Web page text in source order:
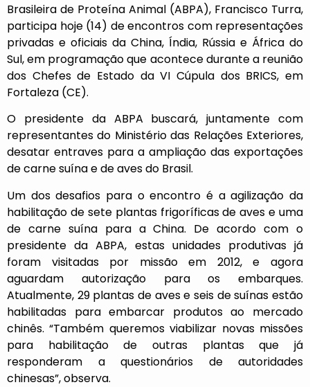
Brasileira de Proteína Animal (ABPA), Francisco Turra,
participa hoje (14) de encontros com representações
privadas e oficiais da China, Índia, Rússia e África do
Sul, em programação que acontece durante a reunião
dos Chefes de Estado da VI Cúpula dos BRICS, em
Fortaleza (CE).
O presidente da ABPA buscará, juntamente com
representantes do Ministério das Relações Exteriores,
desatar entraves para a ampliação das exportações
de carne suína e de aves do Brasil.
Um dos desafios para o encontro é a agilização da
habilitação de sete plantas frigoríficas de aves e uma
de carne suína para a China. De acordo com o
presidente da ABPA, estas unidades produtivas já
foram visitadas por missão em 2012, e agora
aguardam autorização para os embarques.
Atualmente, 29 plantas de aves e seis de suínas estão
habilitadas para embarcar produtos ao mercado
chinês. “Também queremos viabilizar novas missões
para habilitação de outras plantas que já
responderam a questionários de autoridades
chinesas”, observa.